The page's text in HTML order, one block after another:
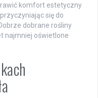
komfort estetyczny
się do
dobrane rośliny
najmniej oświetlone